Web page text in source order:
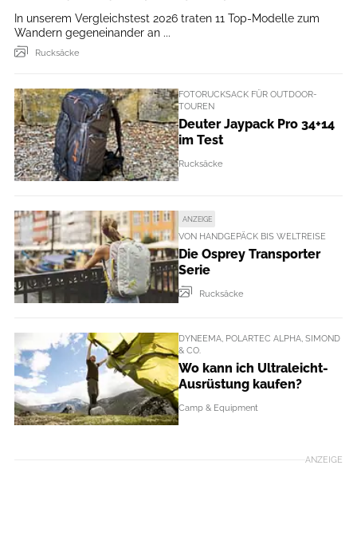
In unserem Vergleichstest 2026 traten 11 Top-Modelle zum
Wandern gegeneinander an ...
Rucksäcke
FOTORUCKSACK FÜR OUTDOOR-
TOUREN
Deuter Jaypack Pro 34+14
im Test
Rucksäcke
ANZEIGE
VON HANDGEPÄCK BIS WELTREISE
Die Osprey Transporter
Serie
Rucksäcke
DYNEEMA, POLARTEC ALPHA, SIMOND
& CO.
Wo kann ich Ultraleicht-
Ausrüstung kaufen?
Camp & Equipment
ANZEIGE